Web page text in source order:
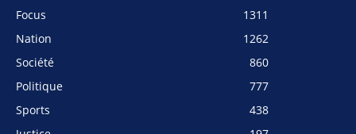
Focus
1311
Nation
1262
Société
860
Politique
777
Sports
438